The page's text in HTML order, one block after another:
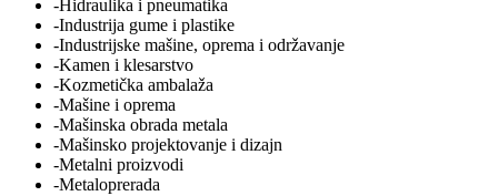
-Hidraulika i pneumatika
-Industrija gume i plastike
-Industrijske mašine, oprema i održavanje
-Kamen i klesarstvo
-Kozmetička ambalaža
-Mašine i oprema
-Mašinska obrada metala
-Mašinsko projektovanje i dizajn
-Metalni proizvodi
-Metaloprerada